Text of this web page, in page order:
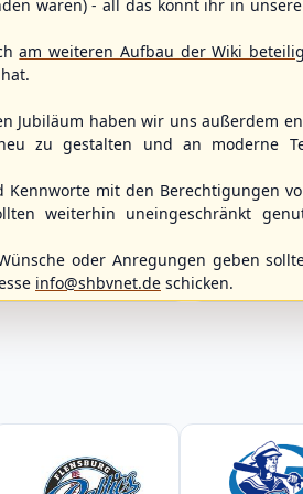
(€) Box-Score
B Pool 2026 - Group
Spielbetrieb
12:00 Uhr
2. Baseball-
waren) - all das könnt ihr in
am weiteren Aufbau der Wiki
Jubiläum haben wir uns außerdem
zu gestalten und an moderne
mit den Berechtigungen
weiterhin uneingeschränkt
oder Anregungen geben
info@shbvnet.de schicken.